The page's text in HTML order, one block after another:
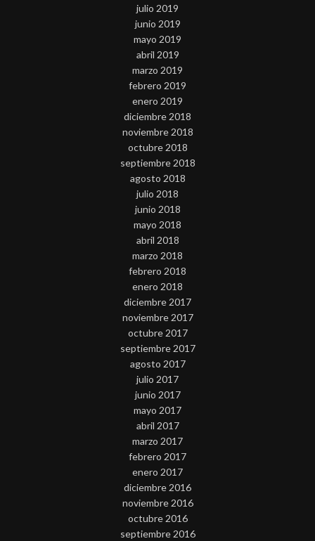
julio 2019
junio 2019
mayo 2019
abril 2019
marzo 2019
febrero 2019
enero 2019
diciembre 2018
noviembre 2018
octubre 2018
septiembre 2018
agosto 2018
julio 2018
junio 2018
mayo 2018
abril 2018
marzo 2018
febrero 2018
enero 2018
diciembre 2017
noviembre 2017
octubre 2017
septiembre 2017
agosto 2017
julio 2017
junio 2017
mayo 2017
abril 2017
marzo 2017
febrero 2017
enero 2017
diciembre 2016
noviembre 2016
octubre 2016
septiembre 2016